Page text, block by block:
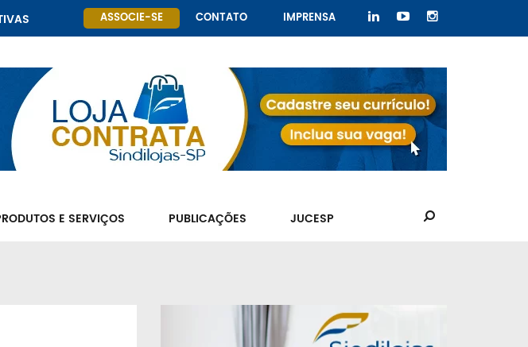
ASSOCIE-SE CONTATO IMPRENSA
E SERVIÇOS PUBLICAÇÕES JUCESP